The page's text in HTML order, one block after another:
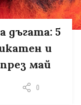
дъгата: 5
и
май
0